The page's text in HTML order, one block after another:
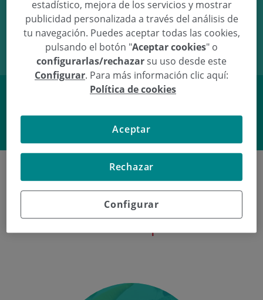
07/04/10 13:50 3.36Kg 50.5cm
Facebook Twitter
Últimos nacimientos en
Policlínica Gipuzkoa
estadístico, mejora de los servicios y mostrar
publicidad personalizada a través del análisis de
tu navegación. Puedes aceptar todas las cookies,
pulsando el botón "Aceptar cookies" o
configurarlas/rechazarsu uso desde este
Configurar. Para más información clic aquí:
Política de cookies
Configurar
Rechazar
Aceptar